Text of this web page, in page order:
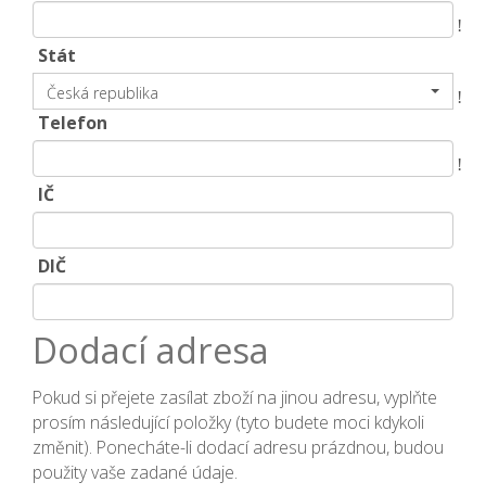
!
Stát
Česká republika !
Telefon
!
IČ
DIČ
Dodací adresa
Pokud si přejete zasílat zboží na jinou adresu, vyplňte
prosím následující položky (tyto budete moci kdykoli
změnit). Ponecháte-li dodací adresu prázdnou, budou
použity vaše zadané údaje.